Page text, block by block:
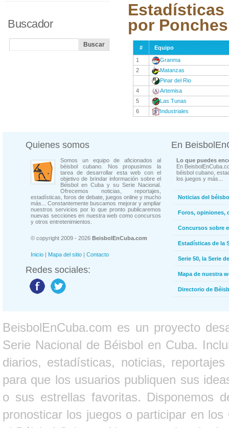
por Ponches
#
Equipo
1
Granma
2
Matanzas
Pinar del Rio
4
Artemisa
5
Las Tunas
6
Industriales
Buscador
Quienes somos
Somos un equipo de aficionados al
béisbol cubano. Nos propusimos la
tarea de desarrollar esta web con el
objetivo de brindar información sobre el
Béisbol en Cuba y su Serie Nacional.
Ofrecemos noticias, reportajes,
estadísticas, foros de debate, juegos online y mucho
más... Constantemente buscamos mejorar y ampliar
nuestros servicios por lo que pronto publicaremos
nuevas secciones en nuestra web como concursos
y otros entretenimientos.
© copyright 2009 - 2026 BeisbolEnCuba.com
Inicio | Mapa del sitio | Contacto
Redes sociales:
En
Lo que puedes
En
béisbol cubano,
los juegos y más...
Noticias del
Foros, opiniones,
Concursos sobre
Estadísticas de la
Serie 50, la Serie
Mapa de nuestra
Directorio de
BeisbolEnCuba.com es un proyecto
Serie Nacional de Béisbol en Cuba.
diarios, estadísticas, noticias,
para que los usuarios publiquen sus
o sus estrellas favoritas. Disponemos
pronosticar los juegos o participar en